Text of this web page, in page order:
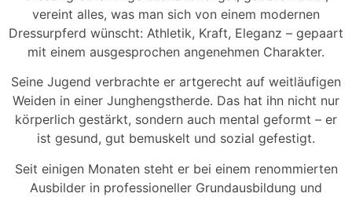
vereint alles, was man sich von einem modernen
Dressurpferd wünscht: Athletik, Kraft, Eleganz – gepaart
mit einem ausgesprochen angenehmen Charakter.
Seine Jugend verbrachte er artgerecht auf weitläufigen
Weiden in einer Junghengstherde. Das hat ihn nicht nur
körperlich gestärkt, sondern auch mental geformt – er
ist gesund, gut bemuskelt und sozial gefestigt.
Seit einigen Monaten steht er bei einem renommierten
Ausbilder in professioneller Grundausbildung und